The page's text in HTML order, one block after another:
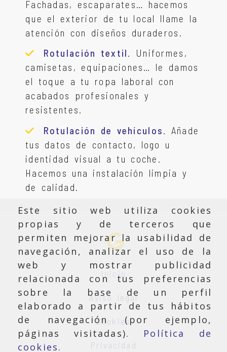
Este sitio web utiliza cookies
propias y de terceros que
permiten mejorar la usabilidad de
navegación, analizar el uso de la
web y mostrar publicidad
relacionada con tus preferencias
sobre la base de un perfil
elaborado a partir de tus hábitos
de navegación (por ejemplo,
páginas visitadas). Política de
cookies.
Fachadas, escaparates… hacemos
que el exterior de tu local llame la
atención con diseños duraderos.
Rotulación textil. Uniformes,
camisetas, equipaciones… le damos
el toque a tu ropa laboral con
acabados profesionales y
resistentes.
Rotulación de vehículos. Añade
tus datos de contacto, logo u
identidad visual a tu coche.
Hacemos una instalación limpia y
de calidad.
Inicio
Aviso legal
Cookies
Privacidad